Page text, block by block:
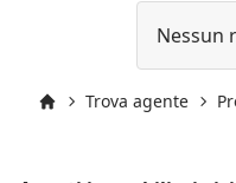
Nessun
Trova agente